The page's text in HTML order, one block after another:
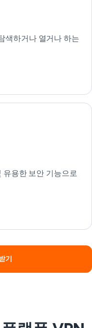
색하거나 열거나 하는
유용한 보안 기능으로
기